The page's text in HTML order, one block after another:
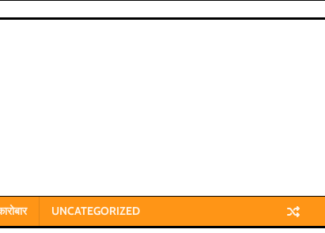
UNCATEGORIZED